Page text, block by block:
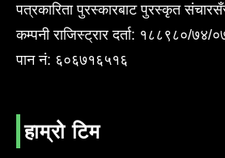
पत्रकारिता पुरस्कारबाट पुरस्कृत
कम्पनी राजिस्ट्रार दर्ता: १८८९८०/७४/
पान नं: ६०६७१६५१६
हाम्रो टिम